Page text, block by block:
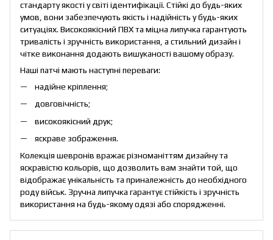
стандарту якості у світі ідентифікації. Стійкі до будь-яких
умов, вони забезпечують якість і надійність у будь-яких
ситуаціях. Високоякісний ПВХ та міцна липучка гарантують
тривалість і зручність використання, а стильний дизайн і
чітке виконання додають вишуканості вашому образу.
Наші патчі мають наступні переваги:
надійне кріплення;
довговічність;
високоякісний друк;
яскраве зображення.
Колекція шевронів вражає різноманіттям дизайну та
яскравістю кольорів, що дозволить вам знайти той, що
відображає унікальність та приналежність до необхідного
роду військ. Зручна липучка гарантує стійкість і зручність
використання на будь-якому одязі або спорядженні.